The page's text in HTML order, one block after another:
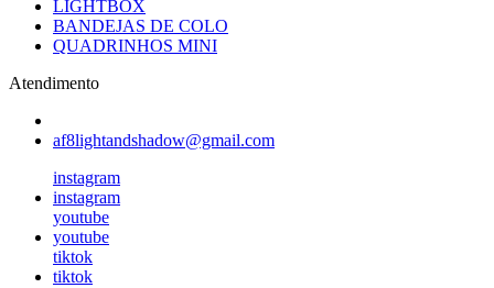
LIGHTBOX
BANDEJAS DE COLO
QUADRINHOS MINI
Atendimento
af8lightandshadow@gmail.com
instagram
instagram
youtube
youtube
tiktok
tiktok